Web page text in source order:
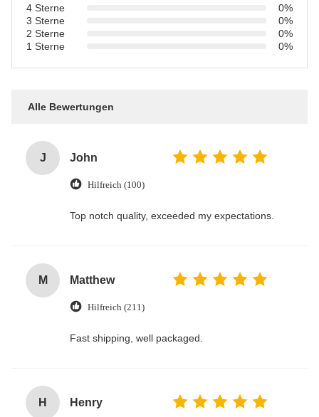
4 Sterne
0%
3 Sterne
0%
2 Sterne
0%
1 Sterne
0%
Alle Bewertungen
J John
Hilfreich (100)
Top notch quality, exceeded my expectations.
M Matthew
Hilfreich (211)
Fast shipping, well packaged.
H Henry